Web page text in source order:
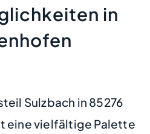
in
Sulzbach in 85276
eine vielfältige Palette